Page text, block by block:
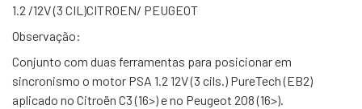
1.2 /12V (3 CIL)CITROEN/ PEUGEOT
Observação:
Conjunto com duas ferramentas para posicionar em
sincronismo o motor PSA 1.2 12V (3 cils.) PureTech (EB2)
aplicado no Citroën C3 (16>) e no Peugeot 208 (16>).